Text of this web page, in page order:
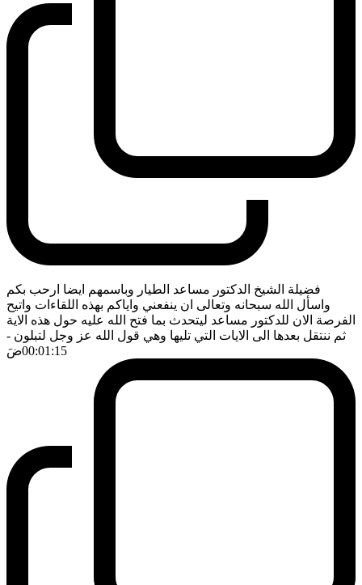
فضيلة الشيخ الدكتور مساعد الطيار وباسمهم ايضا ارحب بكم
واسأل الله سبحانه وتعالى ان ينفعني واياكم بهذه اللقاءات واتيح
الفرصة الان للدكتور مساعد ليتحدث بما فتح الله عليه حول هذه الاية
ثم ننتقل بعدها الى الايات التي تليها وهي قول الله عز وجل لتبلون -
00:01:15ضَ